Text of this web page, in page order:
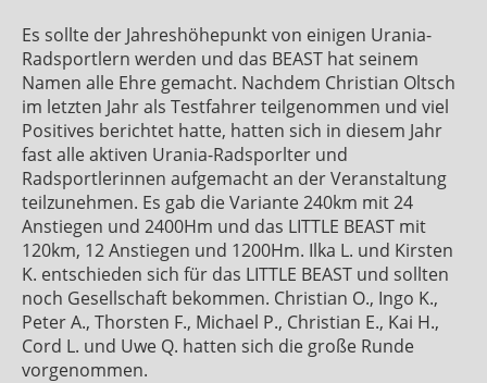
Es sollte der Jahreshöhepunkt von einigen Urania-
Radsportlern werden und das BEAST hat seinem
Namen alle Ehre gemacht. Nachdem Christian Oltsch
im letzten Jahr als Testfahrer teilgenommen und viel
Positives berichtet hatte, hatten sich in diesem Jahr
fast alle aktiven Urania-Radsporlter und
Radsportlerinnen aufgemacht an der Veranstaltung
teilzunehmen. Es gab die Variante 240km mit 24
Anstiegen und 2400Hm und das LITTLE BEAST mit
120km, 12 Anstiegen und 1200Hm. Ilka L. und Kirsten
K. entschieden sich für das LITTLE BEAST und sollten
noch Gesellschaft bekommen. Christian O., Ingo K.,
Peter A., Thorsten F., Michael P., Christian E., Kai H.,
Cord L. und Uwe Q. hatten sich die große Runde
vorgenommen.